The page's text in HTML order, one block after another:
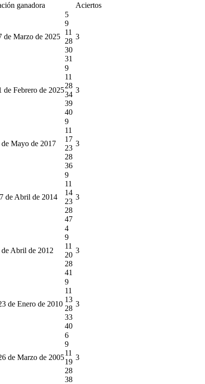
ganadora Aciertos
de Marzo de 2025
5
9
11
28
30
31
3
de Febrero de 2025
9
11
28
34
39
40
3
de Mayo de 2017
9
11
17
23
28
36
3
de Abril de 2014
9
11
14
23
28
47
3
de Abril de 2012
4
9
11
20
28
41
3
de Enero de 2010
9
11
13
28
33
40
3
de Marzo de 2005
6
9
11
19
28
38
3